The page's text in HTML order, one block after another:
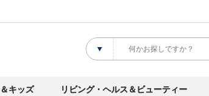
キッズ リビング・ヘルス＆ビューティー